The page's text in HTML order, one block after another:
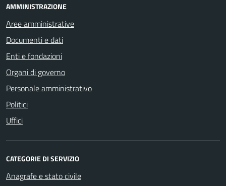
AMMINISTRAZIONE
Aree amministrative
Documenti e dati
Enti e fondazioni
Organi di governo
Personale amministrativo
Politici
Uffici
CATEGORIE DI SERVIZIO
Anagrafe e stato civile